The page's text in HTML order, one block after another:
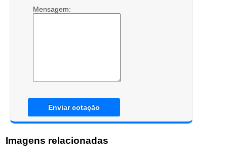
Mensagem:
Enviar cotação
Imagens relacionadas